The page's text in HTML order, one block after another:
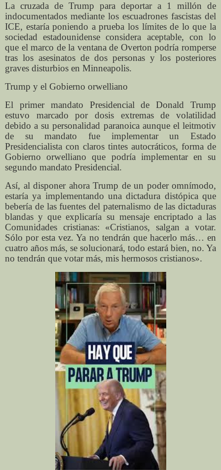
La cruzada de Trump para deportar a 1 millón de
indocumentados mediante los escuadrones fascistas del
ICE, estaría poniendo a prueba los límites de lo que la
sociedad estadounidense considera aceptable, con lo
que el marco de la ventana de Overton podría romperse
tras los asesinatos de dos personas y los posteriores
graves disturbios en Minneapolis.
Trump y el Gobierno orwelliano
El primer mandato Presidencial de Donald Trump
estuvo marcado por dosis extremas de volatilidad
debido a su personalidad paranoica aunque el leitmotiv
de su mandato fue implementar un Estado
Presidencialista con claros tintes autocráticos, forma de
Gobierno orwelliano que podría implementar en su
segundo mandato Presidencial.
Así, al disponer ahora Trump de un poder omnímodo,
estaría ya implementando una dictadura distópica que
bebería de las fuentes del paternalismo de las dictaduras
blandas y que explicaría su mensaje encriptado a las
Comunidades cristianas: «Cristianos, salgan a votar.
Sólo por esta vez. Ya no tendrán que hacerlo más… en
cuatro años más, se solucionará, todo estará bien, no. Ya
no tendrán que votar más, mis hermosos cristianos».